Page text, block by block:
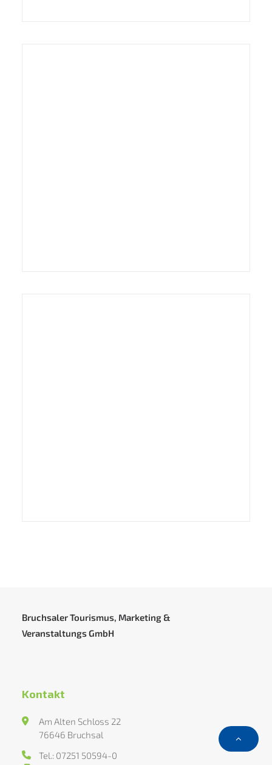
Bruchsaler Tourismus, Marketing &
Veranstaltungs GmbH
Kontakt
Am Alten Schloss 22
76646 Bruchsal
Tel.: 07251 50594-0